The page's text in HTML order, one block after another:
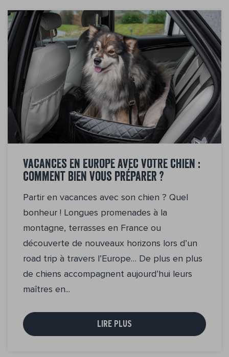
Vacances en Europe avec votre chien :
comment bien vous préparer ?
Partir en vacances avec son chien ? Quel
bonheur ! Longues promenades à la
montagne, terrasses en France ou
découverte de nouveaux horizons lors d’un
road trip à travers l’Europe… De plus en plus
de chiens accompagnent aujourd’hui leurs
maîtres en...
LIRE PLUS